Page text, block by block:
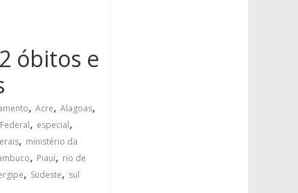
óbitos e
, Acre, Alagoas,
, especial,
, ministério da
, Piauí, rio de
, Sudeste, sul